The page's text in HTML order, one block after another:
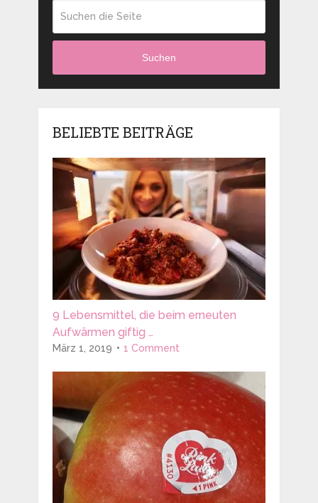
Suchen
BELIEBTE BEITRÄGE
9 Lebensmittel, die beim erneuten
Aufwärmen giftig …
März 1, 2019 1 Comment